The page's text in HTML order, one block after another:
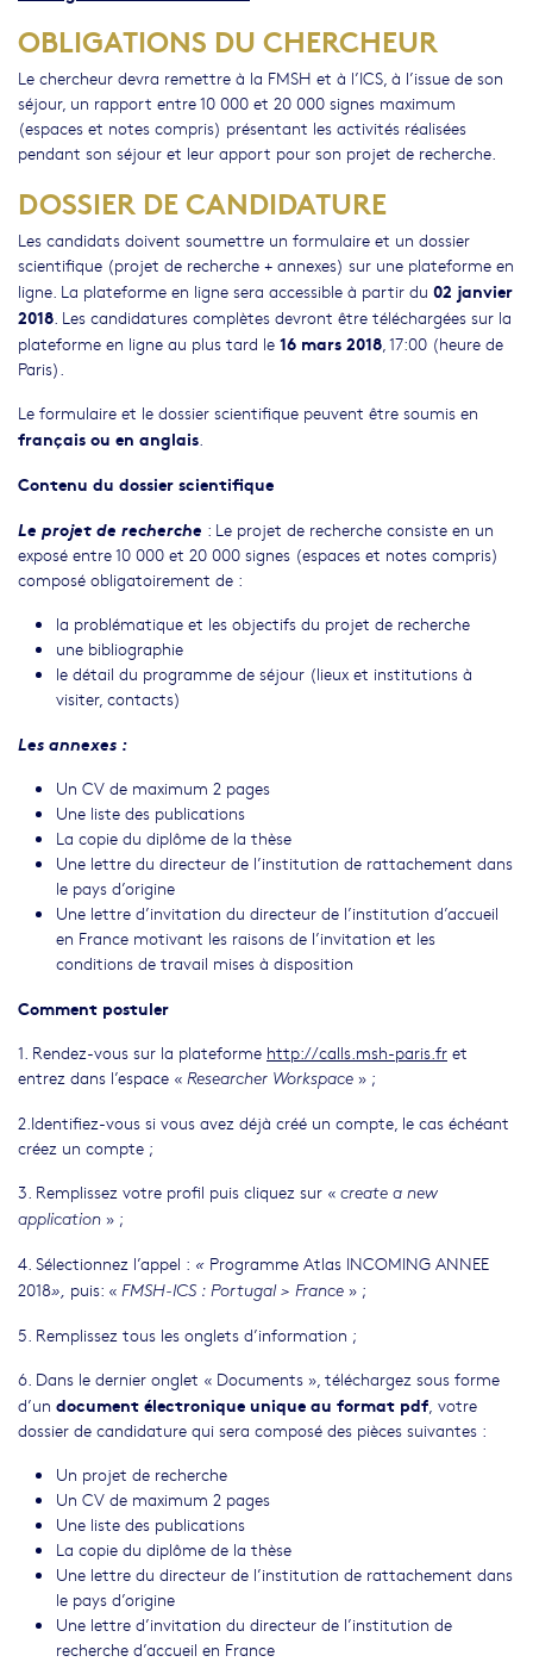
OBLIGATIONS DU CHERCHEUR
Le chercheur devra remettre à la FMSH et à l’ICS, à l’issue de son
séjour, un rapport entre 10 000 et 20 000 signes maximum
(espaces et notes compris) présentant les activités réalisées
pendant son séjour et leur apport pour son projet de recherche.
DOSSIER DE CANDIDATURE
Les candidats doivent soumettre un formulaire et un dossier
scientifique (projet de recherche + annexes) sur une plateforme en
ligne. La plateforme en ligne sera accessible à partir du 02 janvier
2018 . Les candidatures complètes devront être téléchargées sur la
plateforme en ligne au plus tard le 16 mars 2018 , 17:00 (heure de
Paris).
Le formulaire et le dossier scientifique peuvent être soumis en
français ou en anglais
Contenu du dossier scientifique
Le projet de recherche : Le projet de recherche consiste en un
exposé entre 10 000 et 20 000 signes (espaces et notes compris)
composé obligatoirement de :
la problématique et les objectifs du projet de recherche
une bibliographie
le détail du programme de séjour (lieux et institutions à
visiter, contacts)
Les annexes :
Un CV de maximum 2 pages
Une liste des publications
La copie du diplôme de la thèse
Une lettre du directeur de l’institution de rattachement dans
le pays d’origine
Une lettre d’invitation du directeur de l’institution d’accueil
en France motivant les raisons de l’invitation et les
conditions de travail mises à disposition
Comment postuler
1. Rendez-vous sur la plateforme http://calls.msh-paris.fr et
entrez dans l’espace « Researcher Workspace » ;
2.Identifiez-vous si vous avez déjà créé un compte, le cas échéant
créez un compte ;
3. Remplissez votre profil puis cliquez sur « create a new
application » ;
4. Sélectionnez l’appel : « Programme Atlas INCOMING ANNEE
2018», puis: « FMSH-ICS : Portugal > France » ;
5. Remplissez tous les onglets d’information ;
6. Dans le dernier onglet « Documents », téléchargez sous forme
d’un document électronique unique au format pdf , votre
dossier de candidature qui sera composé des pièces suivantes :
Un projet de recherche
Un CV de maximum 2 pages
Une liste des publications
La copie du diplôme de la thèse
Une lettre du directeur de l’institution de rattachement dans
le pays d’origine
Une lettre d’invitation du directeur de l’institution de
recherche d’accueil en France